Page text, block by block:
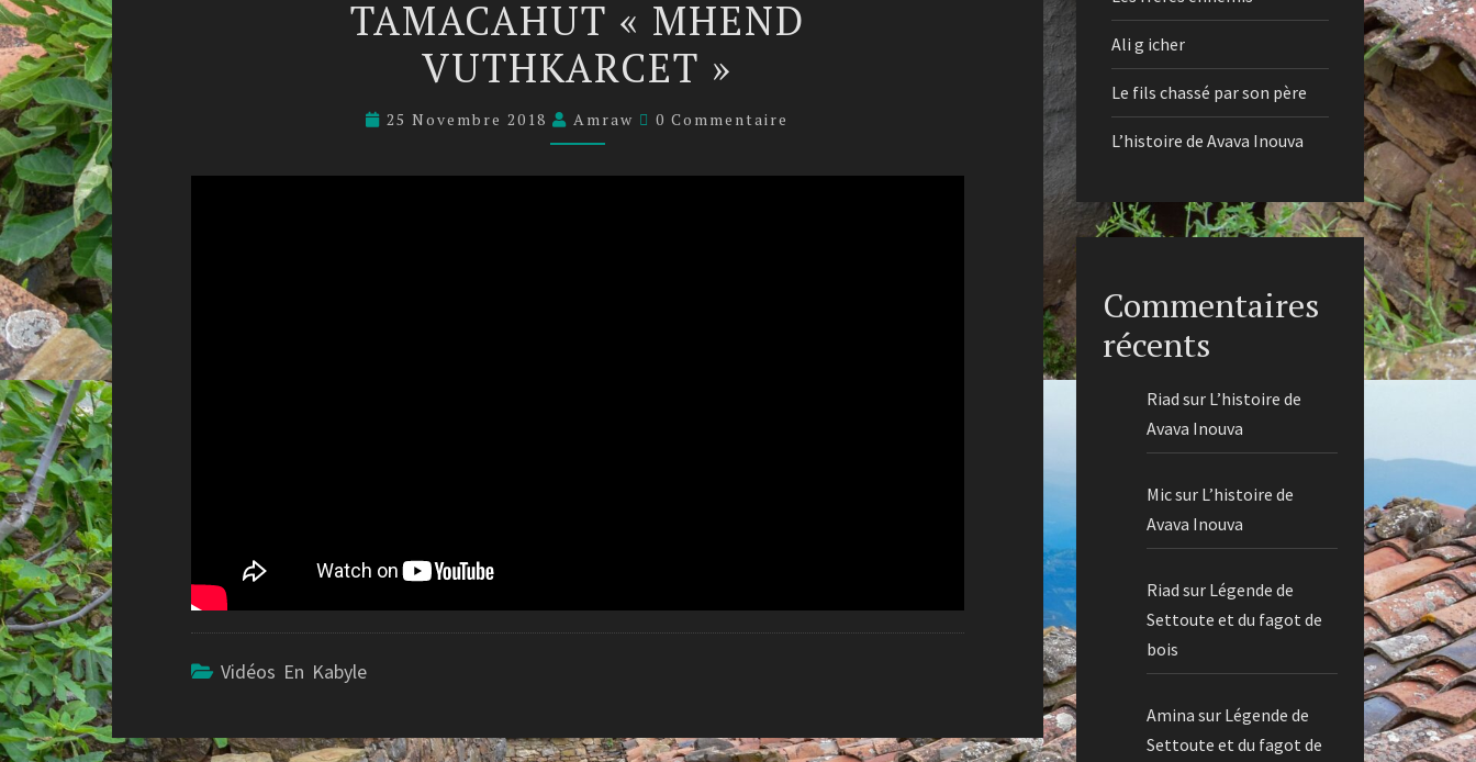
« MHEND
VUTHKARCET »
TAMACAHUT « MHEND
VUTHKARCET »
25 Novembre 2018 Amraw Commentaires
0 Commentaire
Vidéos En Kabyle
Ali g icher
Le fils chassé par son père
L’histoire de Avava Inouva
Commentaires
récents
Riad sur L’histoire de
Avava Inouva
Micsur L’histoire de
Avava Inouva
Riad sur Légende de
Settoute et du fagot de
bois
Amina sur Légende de
Settoute et du fagot de